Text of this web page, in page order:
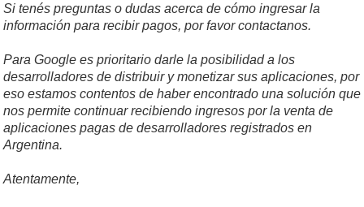
Si tenés preguntas o dudas acerca de cómo ingresar la
información para recibir pagos, por favor contactanos.
Para Google es prioritario darle la posibilidad a los
desarrolladores de distribuir y monetizar sus aplicaciones, por
eso estamos contentos de haber encontrado una solución que
nos permite continuar recibiendo ingresos por la venta de
aplicaciones pagas de desarrolladores registrados en
Argentina.
Atentamente,